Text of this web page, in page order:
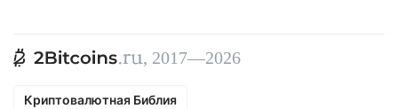
, 2017—2026
Криптовалютная Библия